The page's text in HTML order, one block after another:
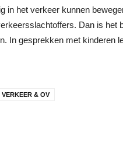
in het verkeer kunnen
Dan is het
In gesprekken met
VERKEER & OV